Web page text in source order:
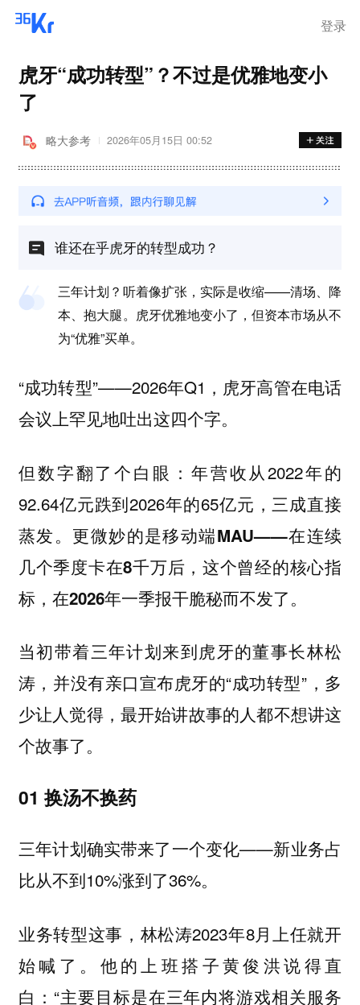
登录
虎牙“成功转型”？不过是优雅地变小
了
略大参考 2026年05月15日 00:52
谁还在乎虎牙的转型成功？
三年计划？听着像扩张，实际是收缩——清场、降
本、抱大腿。虎牙优雅地变小了，但资本市场从不
为“优雅”买单。
“成功转型”——2026年Q1，虎牙高管在电话
会议上罕见地吐出这四个字。
但数字翻了个白眼：年营收从2022年的
92.64亿元跌到2026年的65亿元，三成直接
蒸发。 更微妙的是移动端MAU——在连续
几个季度卡在8千万后，这个曾经的核心指
标，在2026年一季报干脆秘而不发了。
当初带着三年计划来到虎牙的董事长林松
涛，并没有亲口宣布虎牙的“成功转型”，多
少让人觉得，最开始讲故事的人都不想讲这
个故事了。
01 换汤不换药
三年计划确实带来了一个变化——新业务占
比从不到10%涨到了36%。
业务转型这事，林松涛2023年8月上任就开
始喊了。他的上班搭子黄俊洪说得直
白：“主要目标是在三年内将游戏相关服务